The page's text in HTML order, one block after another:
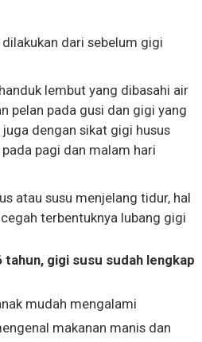
dari sebelum gigi
lembut yang dibasahi air
pelan pada gusi dan gigi yang
dengan sikat gigi husus
pagi dan malam hari
atau susu menjelang tidur, hal
terbentuknya lubang gigi
tahun, gigi susu sudah lengkap
mudah mengalami
makanan manis dan